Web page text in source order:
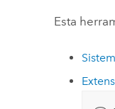
Esta